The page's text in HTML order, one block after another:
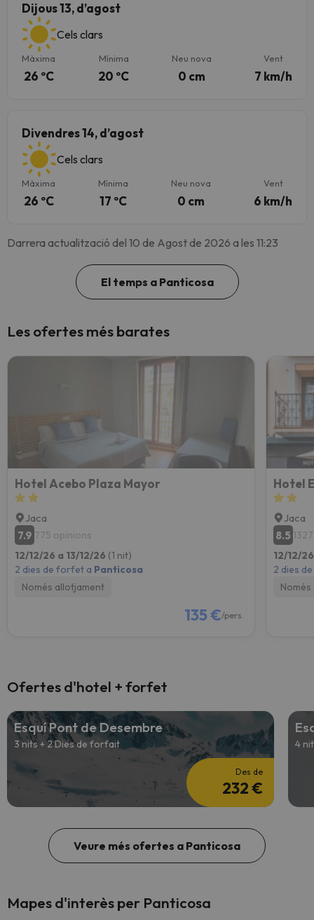
Dijous 13, d’agost
Cels clars
Màxima
26 ºC
Mínima
20 ºC
Neu nova
0 cm
Vent
7 km/h
Divendres 14, d’agost
Cels clars
Màxima
26 ºC
Mínima
17 ºC
Neu nova
0 cm
Vent
6 km/h
Darrera actualització del 10 de Agost de 2026 a les 11:23
El temps a Panticosa
Les ofertes més barates
Hotel Acebo Plaza Mayor
Jaca
7.9 775 opinions
12/12/26 a 13/12/26 (1 nit)
2 dies de forfet a Panticosa
Només allotjament
135 €/pers.
Hotel
Jaca
8.5
12/12/
2 dies
Ofertes d'hotel + forfet
Esquí Pont de Desembre
3 nits + 2 Dies de forfait
Des de
232 €
4
Veure més ofertes a Panticosa
Mapes d'interès per Panticosa